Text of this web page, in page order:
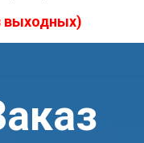
выходных)